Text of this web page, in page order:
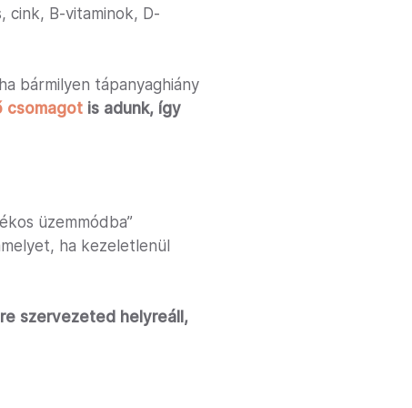
cink, B-vitaminok, D-
bármilyen tápanyaghiány
csomagot is adunk, így
üzemmódba”
ha kezeletlenül
szervezeted helyreáll,